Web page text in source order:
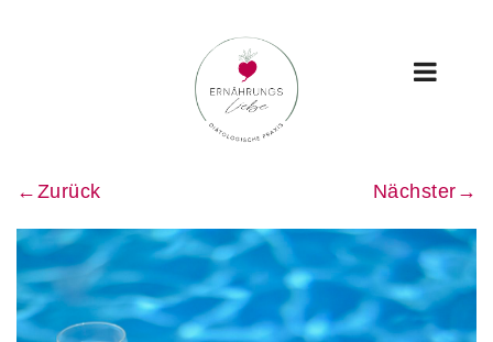
←Zurück Nächster→